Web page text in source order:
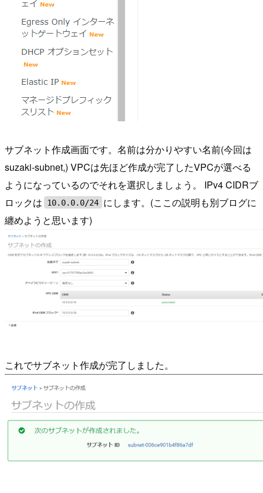
サブネット作成画面です。名前は分かりやすい名前(今回は
suzaki-subnet,) VPCは先ほど作成が完了したVPCが選べる
ようになっているのでそれを選択しましょう。 IPv4 CIDRブ
ロックは
10.0.0.0/24 にします。(ここの説明も別ブログに
纏めようと思います)
これでサブネット作成が完了しました。